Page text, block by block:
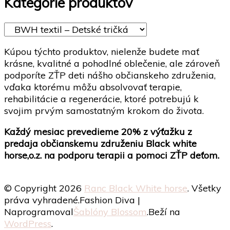
môžete
na
produktu.
Možnosti
môžete
na
stránke
produktu.
produktu.
Kúpou týchto produktov, nielenže budete mať
krásne, kvalitné a pohodlné oblečenie, ale zároveň
podporíte ZŤP deti nášho občianskeho združenia,
vďaka ktorému môžu absolvovať terapie,
rehabilitácie a regenerácie, ktoré potrebujú k
svojim prvým samostatným krokom do života.
Každý mesiac prevedieme 20% z výťažku z
predaja občianskemu združeniu Black white
horse,o.z. na podporu terapii a pomoci ZŤP deťom.
© Copyright 2026 Ranc Black White horse. Všetky
práva vyhradené.Fashion Diva |
NaprogramovalŠablóny Blossom.Beží na
WordPress.